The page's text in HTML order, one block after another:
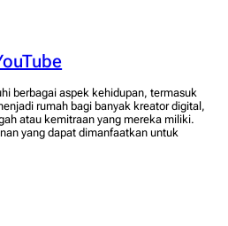
berbagai aspek kehidupan, termasuk
rumah bagi banyak kreator digital,
atau kemitraan yang mereka miliki.
yang dapat dimanfaatkan untuk